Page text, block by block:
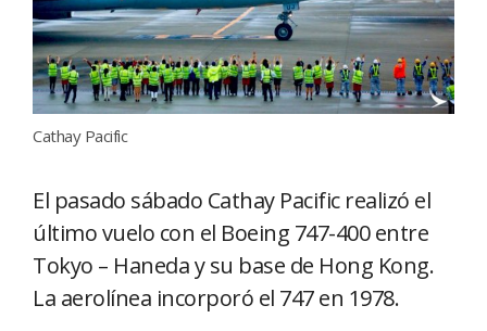
Cathay Pacific
El pasado sábado Cathay Pacific realizó el
último vuelo con el Boeing 747-400 entre
Tokyo – Haneda y su base de Hong Kong.
La aerolínea incorporó el 747 en 1978.